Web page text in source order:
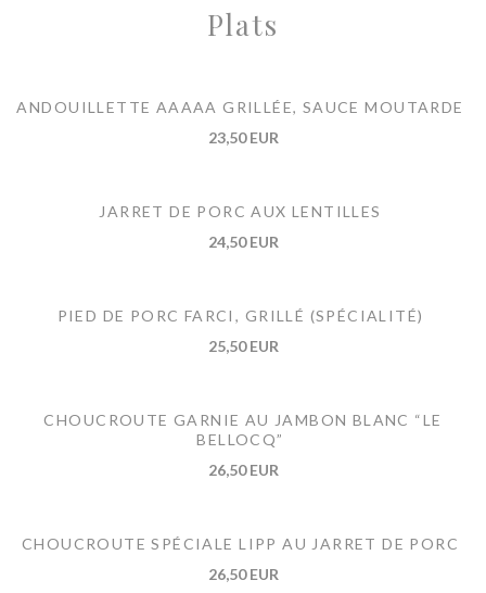
Plats
ANDOUILLETTE AAAAA GRILLÉE, SAUCE MOUTARDE
23,50 EUR
JARRET DE PORC AUX LENTILLES
24,50 EUR
PIED DE PORC FARCI, GRILLÉ (SPÉCIALITÉ)
25,50 EUR
CHOUCROUTE GARNIE AU JAMBON BLANC “LE
BELLOCQ”
26,50 EUR
CHOUCROUTE SPÉCIALE LIPP AU JARRET DE PORC
26,50 EUR